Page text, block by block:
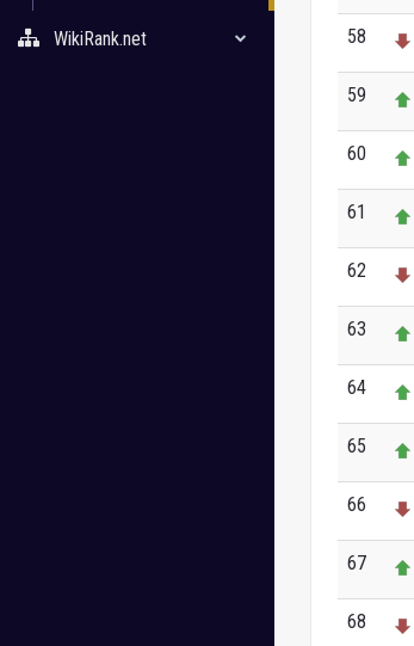
WikiRank.net 58
59
60
61
62
63
64
65
66
67
68